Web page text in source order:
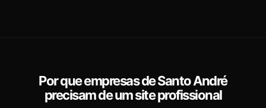
Por que empresas de Santo André
precisam de um site profissional